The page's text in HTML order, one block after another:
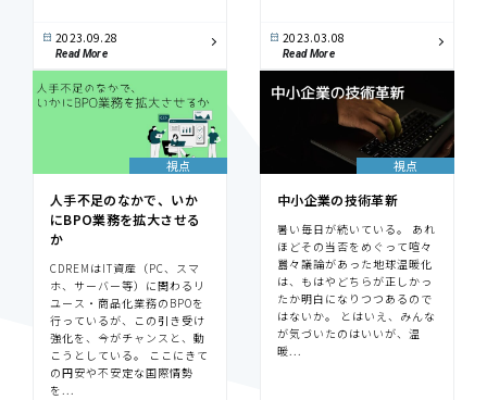
2023.09.28
Read More
2023.03.08
Read More
視点
人手不足のなかで、いか
にBPO業務を拡大させる
か
CDREMはIT資産（PC、スマ
ホ、サーバー等）に関わるリ
ユース・商品化業務のBPOを
行っているが、この引き受け
強化を、今がチャンスと、動
こうとしている。 ここにきて
の円安や不安定な国際情勢
を...
視点
中小企業の技術革新
暑い毎日が続いている。 あれ
ほどその当否をめぐって喧々
囂々議論があった地球温暖化
は、もはやどちらが正しかっ
たか明白になりつつあるので
はないか。 とはいえ、みんな
が気づいたのはいいが、温
暖...